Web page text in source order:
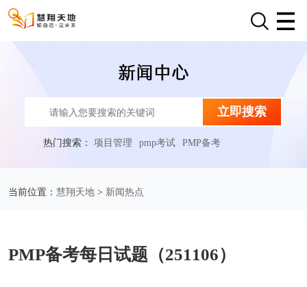
立即搜索
热门搜索：项目管理 pmp考试 PMP备考
当前位置： 慧翔天地> 新闻热点
PMP备考每日试题（251106）